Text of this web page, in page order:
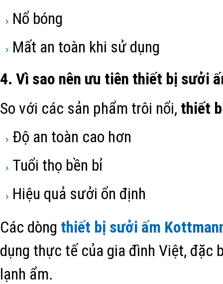
Nổ bóng
Mất an toàn khi sử dụng
4. Vì sao nên ưu tiên thiết bị sưởi
So với các sản phẩm trôi nổi, thiết
Độ an toàn cao hơn
Tuổi thọ bền bỉ
Hiệu quả sưởi ổn định
Các dòng thiết bị sưởi ấm
dụng thực tế của gia đình Việt, đặc
lạnh ẩm.